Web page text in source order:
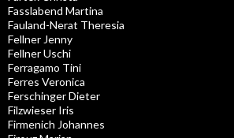
Fasslabend Martina
Fauland-Nerat Theresia
Fellner Jenny
Fellner Uschi
Ferragamo Tini
Ferres Veronica
Ferschinger Dieter
Filzwieser Iris
Firmenich Johannes